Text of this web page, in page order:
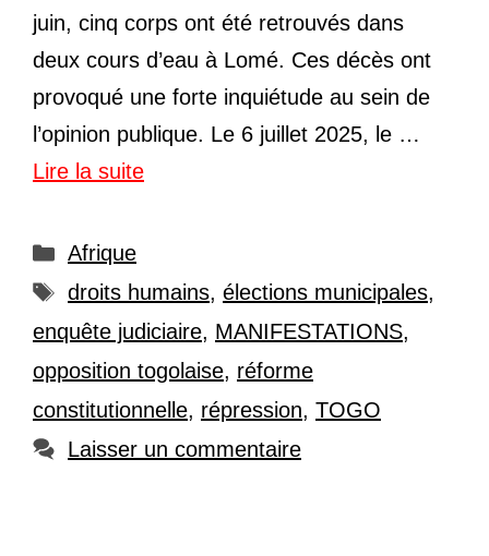
juin, cinq corps ont été retrouvés dans
deux cours d’eau à Lomé. Ces décès ont
provoqué une forte inquiétude au sein de
l’opinion publique. Le 6 juillet 2025, le …
Lire la suite
Catégories
Afrique
Étiquettes
droits humains, élections municipales,
enquête judiciaire, MANIFESTATIONS,
opposition togolaise, réforme
constitutionnelle, répression, TOGO
Laisser un commentaire